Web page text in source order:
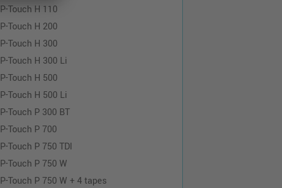
P-Touch H 110
P-Touch H 200
P-Touch H 300
P-Touch H 300 Li
P-Touch H 500
P-Touch H 500 Li
P-Touch P 300 BT
P-Touch P 700
P-Touch P 750 TDI
P-Touch P 750 W
P-Touch P 750 W + 4 tapes